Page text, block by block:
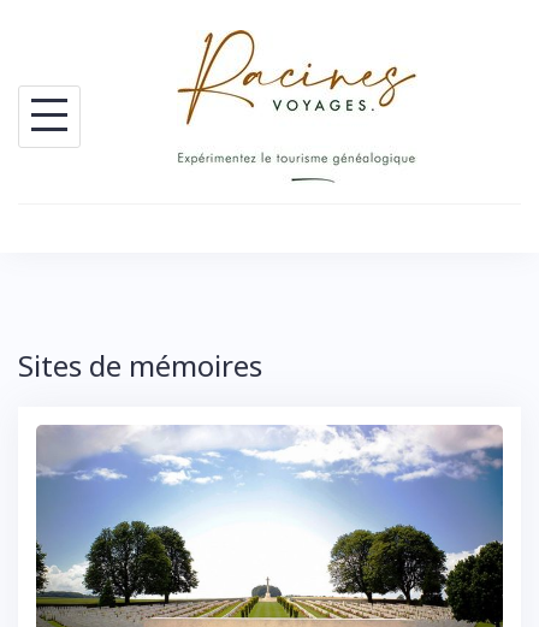
content
Sites de mémoires